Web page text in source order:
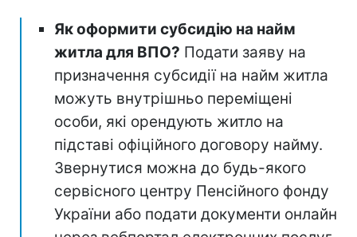
Як оформити субсидію на найм
житла для ВПО? Подати заяву на
призначення субсидії на найм житла
можуть внутрішньо переміщені
особи, які орендують житло на
підставі офіційного договору найму.
Звернутися можна до будь-якого
сервісного центру Пенсійного фонду
України або подати документи онлайн